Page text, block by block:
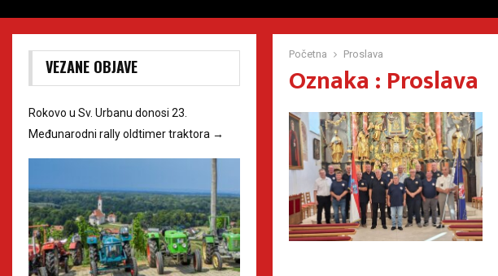
Početna Proslava
Oznaka : Proslava
VEZANE OBJAVE
Rokovo u Sv. Urbanu donosi 23.
Međunarodni rally oldtimer traktora →